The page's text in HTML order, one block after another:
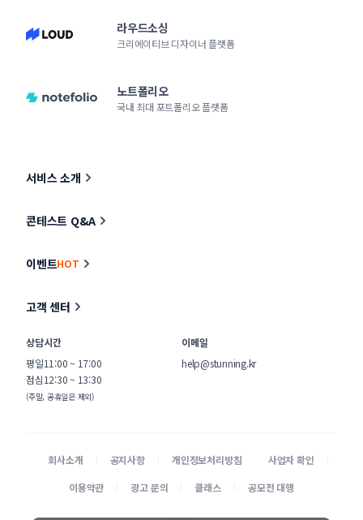
라우드소싱
크리에이티브 디자이너 플랫폼
노트폴리오
국내 최대 포트폴리오 플랫폼
서비스 소개
콘테스트 Q&A
이벤트HOT
고객 센터
상담시간
평일11:00 ~ 17:00
점심12:30 ~ 13:30
(주말, 공휴일은 제외)
이메일
help@stunning.kr
회사소개 공지사항 개인정보처리방침
사업자 확인
이용약관
광고 문의 클래스 공모전 대행